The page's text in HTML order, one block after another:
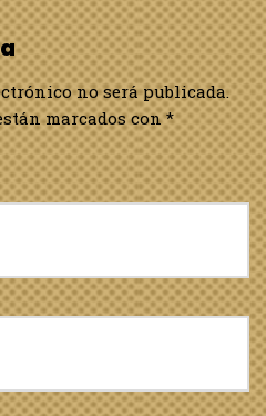
no será publicada.
marcados con*